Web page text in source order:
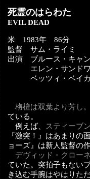
死霊のはらわた
EVIL DEAD
米 1983年 86分
監督 サム・ライミ
出演 ブルース・キャ
エレン・サンドワ
ベッツィ・ベイ
栴檀は双葉より芳し
ている。
例えば、
スティーブ
『激突！』はあまりの
ョーズ』は新人監督の
デヴィッド・クロー
ていた。突拍子もない
き込む手腕はやはりた